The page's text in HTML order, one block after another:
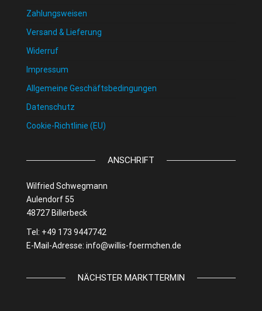
Zahlungsweisen
Versand & Lieferung
Widerruf
Impressum
Allgemeine Geschäftsbedingungen
Datenschutz
Cookie-Richtlinie (EU)
ANSCHRIFT
Wilfried Schwegmann
Aulendorf 55
48727 Billerbeck
Tel: +49 173 9447742
E-Mail-Adresse: info@willis-foermchen.de
NÄCHSTER MARKTTERMIN